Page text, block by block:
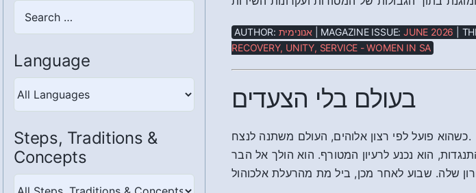
Language
Steps, Traditions &
Concepts
AUTHOR: אנונימית | MAGAZINE ISSUE:JUNE 2026 |
RECOVERY, UNITY, SERVICE - WOMEN IN SA
בעולם בלי הצעדים
כשהוא פועל לפי רצון אלוהים, העולם משתנה לנצח.
הוא נכנע לרעיון המטורף. הוא הולך אל הבר
שלה. שבוע לאחר מכן, ביל מת מהרעלת אלכוהול